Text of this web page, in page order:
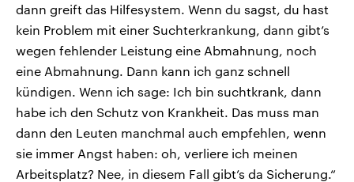
dann greift das Hilfesystem. Wenn du sagst, du hast
kein Problem mit einer Suchterkrankung, dann gibt’s
wegen fehlender Leistung eine Abmahnung, noch
eine Abmahnung. Dann kann ich ganz schnell
kündigen. Wenn ich sage: Ich bin suchtkrank, dann
habe ich den Schutz von Krankheit. Das muss man
dann den Leuten manchmal auch empfehlen, wenn
sie immer Angst haben: oh, verliere ich meinen
Arbeitsplatz? Nee, in diesem Fall gibt’s da Sicherung.“